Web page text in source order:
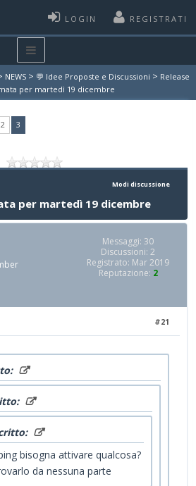
LOGIN REGISTRATI
NEWS > 💬 Idee Proposte e Discussioni > Release
per martedì 19 dicembre
2 3(current)
Modi discussione
per martedì 19 dicembre
Messaggi: 30
Discussioni: 2
Registrato: Mar 2019
Reputazione: 2
#21
bisogna attivare qualcosa?
da nessuna parte